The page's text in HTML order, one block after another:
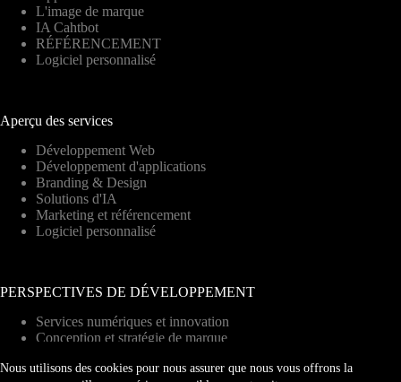
Nous utilisons des cookies pour nous assurer que nous vous offrons la
L'image de marque
IA Cahtbot
RÉFÉRENCEMENT
Logiciel personnalisé
Aperçu des services
Développement Web
Développement d'applications
Branding & Design
Solutions d'IA
Marketing et référencement
Logiciel personnalisé
PERSPECTIVES DE DÉVELOPPEMENT
Services numériques et innovation
Conception et stratégie de marque
Nouvelles et réussites de l'Agence